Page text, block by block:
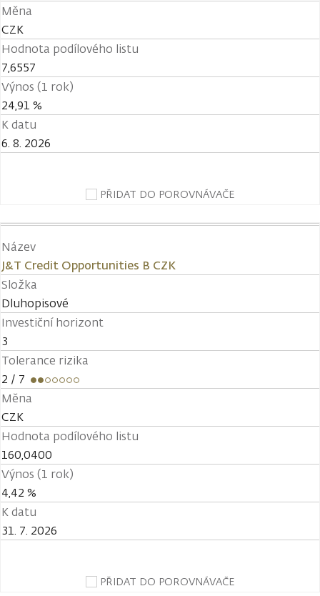
Měna
CZK
Hodnota podílového listu
7,6557
Výnos (1 rok)
24,91 %
K datu
6. 8. 2026
PŘIDAT DO POROVNÁVAČE
Název
J&T Credit Opportunities B CZK
Složka
Dluhopisové
Investiční horizont
3
Tolerance rizika
2 / 7
Měna
CZK
Hodnota podílového listu
160,0400
Výnos (1 rok)
4,42 %
K datu
31. 7. 2026
PŘIDAT DO POROVNÁVAČE